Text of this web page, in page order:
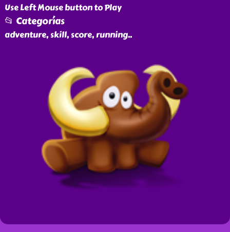
Use Left Mouse button to Play
📂 Categorías
adventure, skill, score, running..